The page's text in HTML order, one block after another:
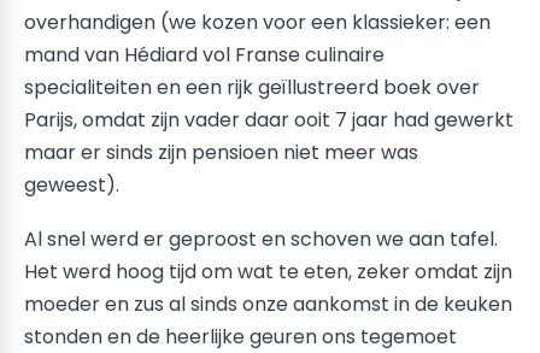
overhandigen (we kozen voor een klassieker: een
mand van Hédiard vol Franse culinaire
specialiteiten en een rijk geïllustreerd boek over
Parijs, omdat zijn vader daar ooit 7 jaar had gewerkt
maar er sinds zijn pensioen niet meer was
geweest).
Al snel werd er geproost en schoven we aan tafel.
Het werd hoog tijd om wat te eten, zeker omdat zijn
moeder en zus al sinds onze aankomst in de keuken
stonden en de heerlijke geuren ons tegemoet